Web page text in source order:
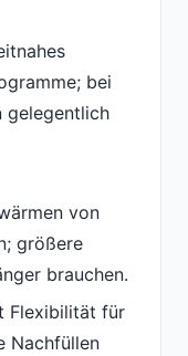
bei
gelegentlich
von
größere
brauchen.
Flexibilität für
Nachfüllen